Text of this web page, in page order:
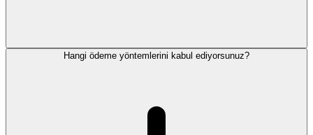
Hangi ödeme yöntemlerini kabul ediyorsunuz?